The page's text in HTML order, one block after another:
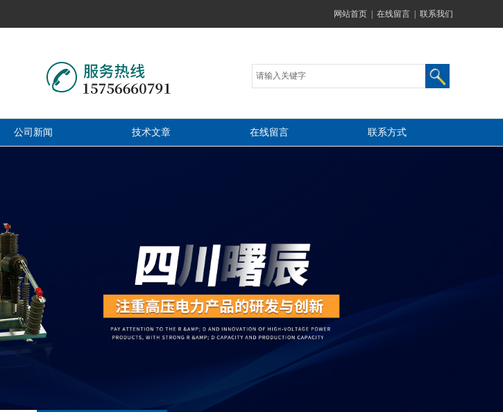
网站首页 在线留言 联系我们
公司新闻 技术文章 在线留言 联系方式